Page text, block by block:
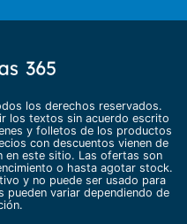
los derechos reservados.
los textos sin acuerdo escrito
y folletos de los productos
con descuentos vienen de
en este sitio. Las ofertas son
o hasta agotar stock.
y no puede ser usado para
variar dependiendo de